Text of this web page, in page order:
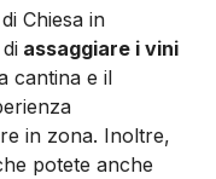
Chiesa in
assaggiare i vini
cantina e il
in zona. Inoltre,
potete anche